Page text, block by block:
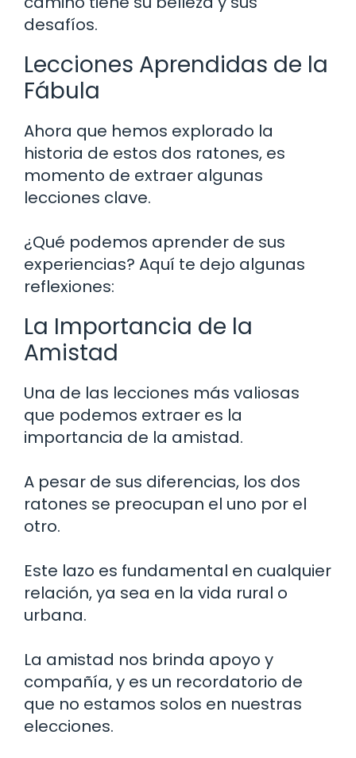
desafíos.
Lecciones Aprendidas de la
Fábula
Ahora que hemos explorado la
historia de estos dos ratones, es
momento de extraer algunas
lecciones clave.
¿Qué podemos aprender de sus
experiencias? Aquí te dejo algunas
reflexiones:
La Importancia de la
Amistad
Una de las lecciones más valiosas
que podemos extraer es la
importancia de la amistad.
A pesar de sus diferencias, los dos
ratones se preocupan el uno por el
otro.
Este lazo es fundamental en cualquier
relación, ya sea en la vida rural o
urbana.
La amistad nos brinda apoyo y
compañía, y es un recordatorio de
que no estamos solos en nuestras
elecciones.